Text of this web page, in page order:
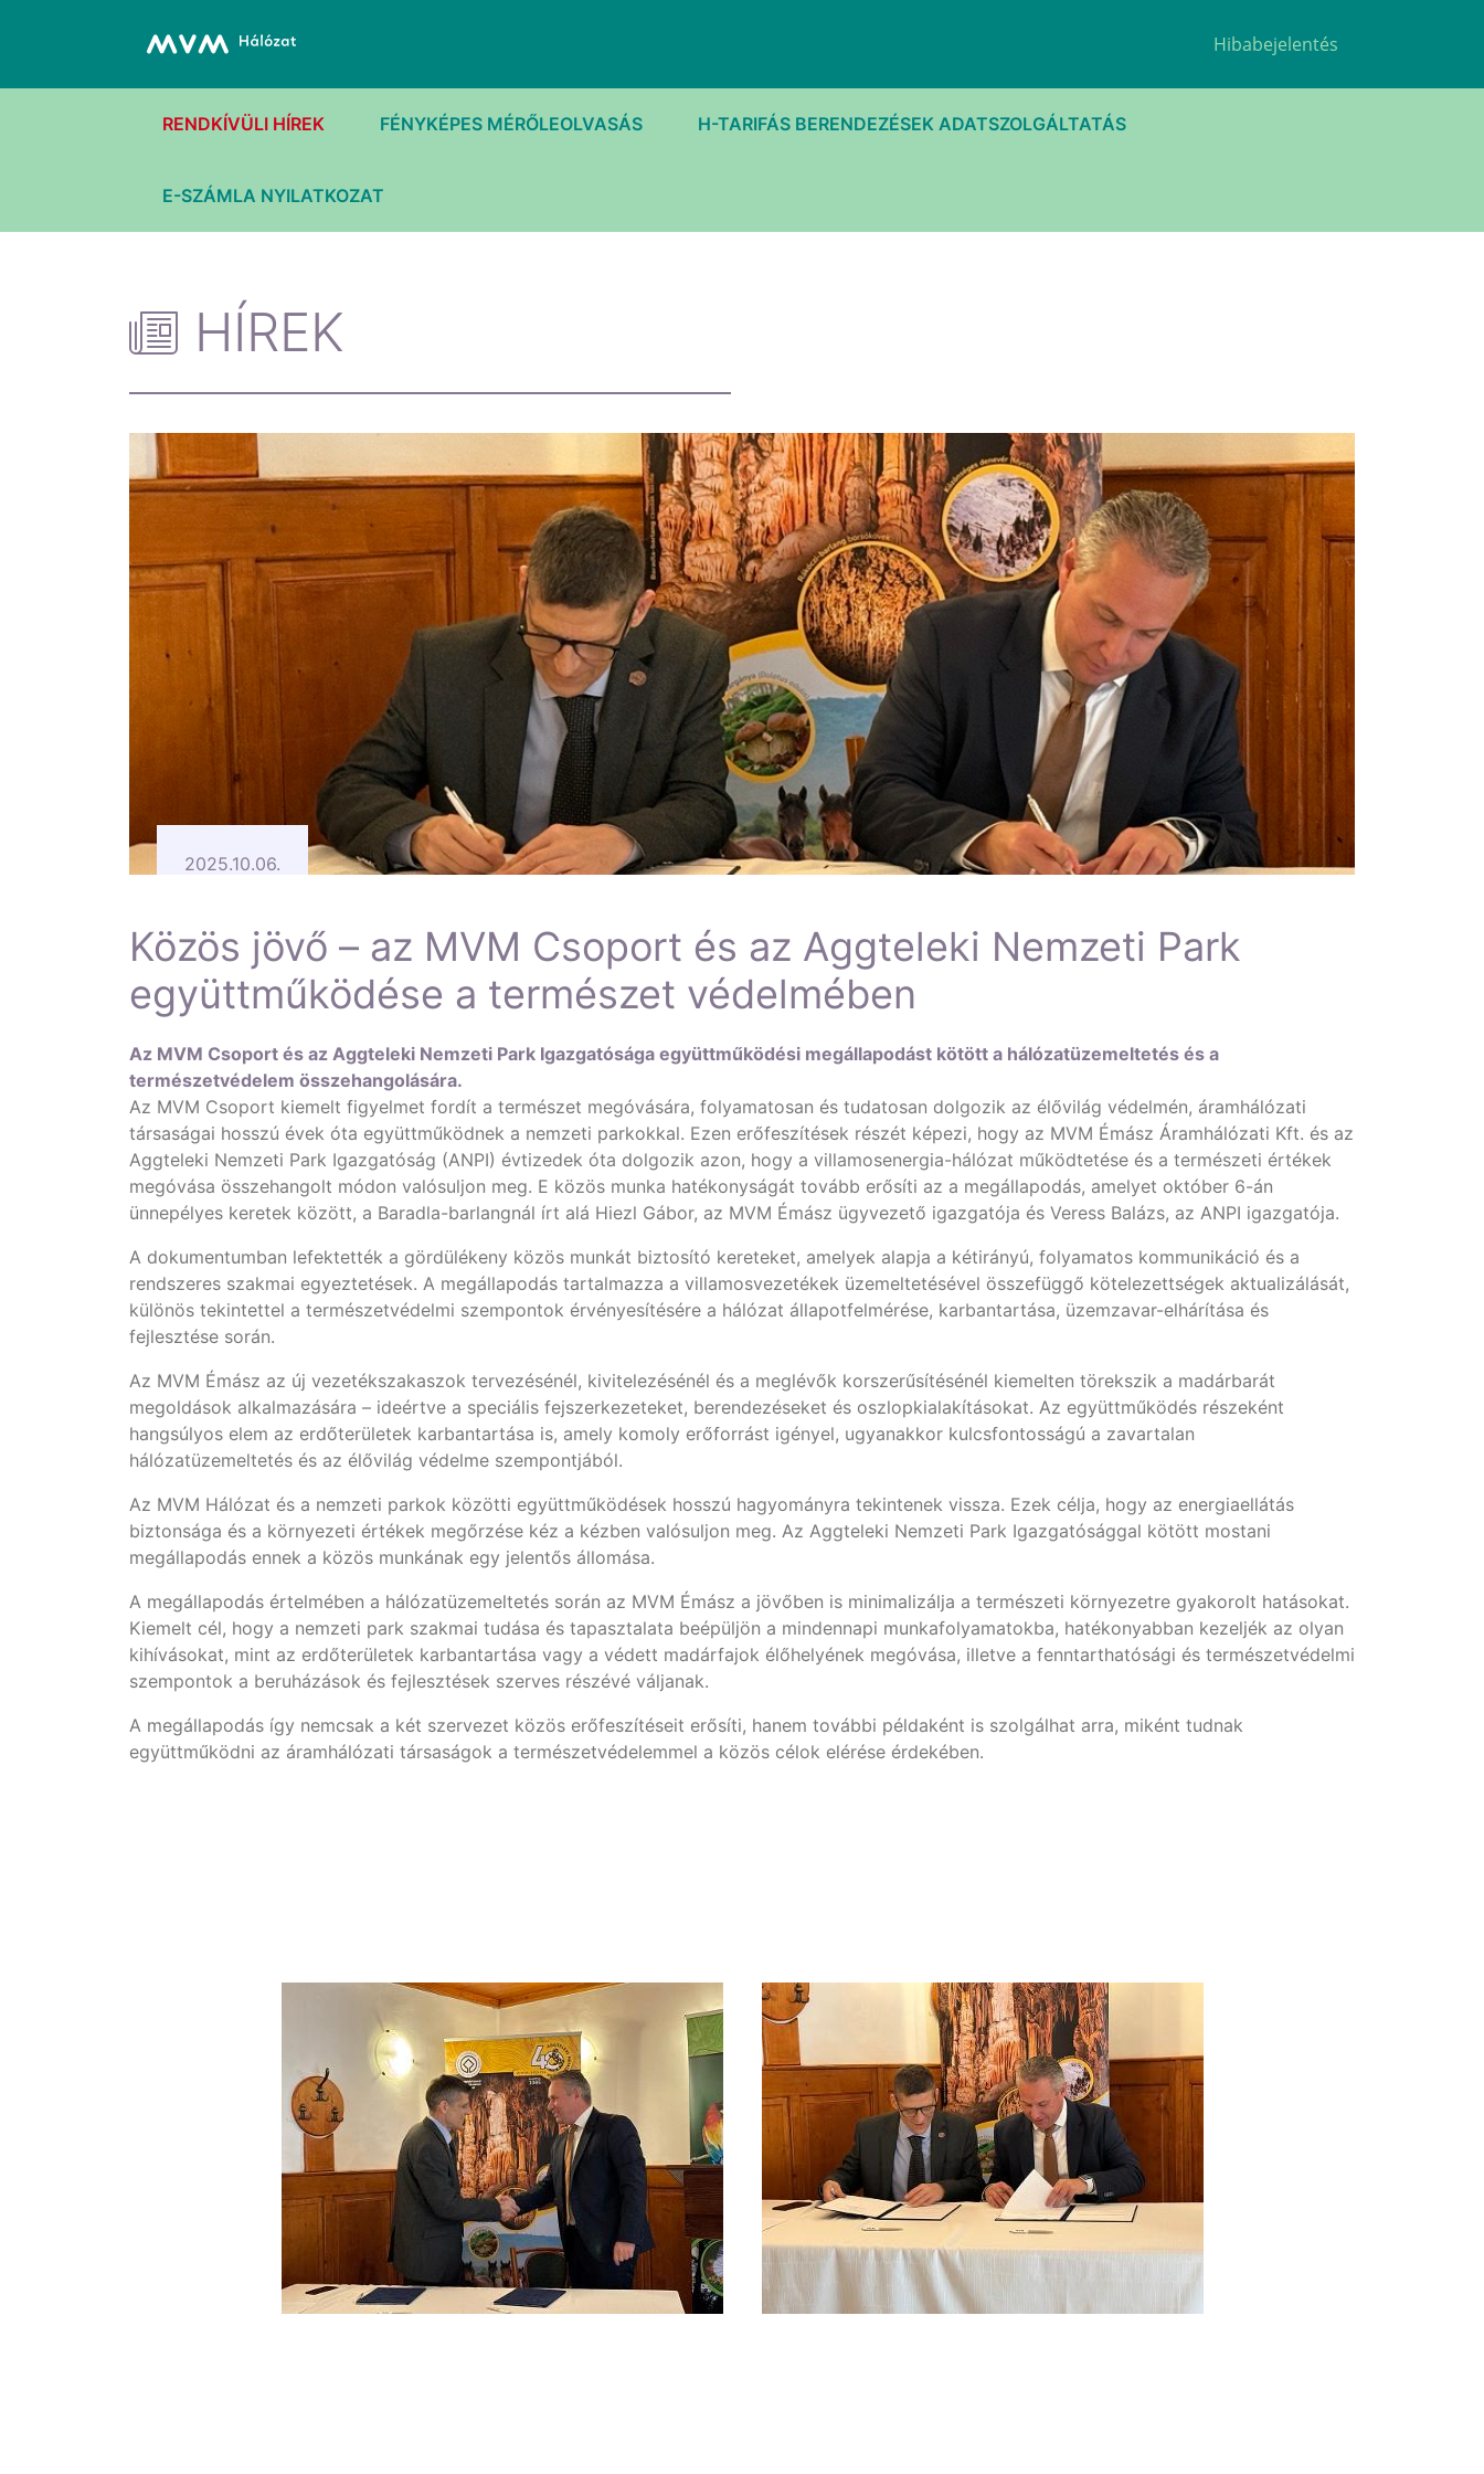
Hibabejelentés
RENDKÍVÜLI HÍREK FÉNYKÉPES MÉRŐLEOLVASÁS H-TARIFÁS BERENDEZÉSEK ADATSZOLGÁLTATÁS
E-SZÁMLA NYILATKOZAT
HÍREK
2025.10.06.
Közös jövő – az MVM Csoport és az Aggteleki Nemzeti Park
együttműködése a természet védelmében
Az MVM Csoport és az Aggteleki Nemzeti Park Igazgatósága együttműködési megállapodást kötött a hálózatüzemeltetés és a
természetvédelem összehangolására.
Az MVM Csoport kiemelt figyelmet fordít a természet megóvására, folyamatosan és tudatosan dolgozik az élővilág védelmén, áramhálózati
társaságai hosszú évek óta együttműködnek a nemzeti parkokkal. Ezen erőfeszítések részét képezi, hogy az MVM Émász Áramhálózati Kft. és az
Aggteleki Nemzeti Park Igazgatóság (ANPI) évtizedek óta dolgozik azon, hogy a villamosenergia-hálózat működtetése és a természeti értékek
megóvása összehangolt módon valósuljon meg. E közös munka hatékonyságát tovább erősíti az a megállapodás, amelyet október 6-án
ünnepélyes keretek között, a Baradla-barlangnál írt alá Hiezl Gábor, az MVM Émász ügyvezető igazgatója és Veress Balázs, az ANPI igazgatója.
A dokumentumban lefektették a gördülékeny közös munkát biztosító kereteket, amelyek alapja a kétirányú, folyamatos kommunikáció és a
rendszeres szakmai egyeztetések. A megállapodás tartalmazza a villamosvezetékek üzemeltetésével összefüggő kötelezettségek aktualizálását,
különös tekintettel a természetvédelmi szempontok érvényesítésére a hálózat állapotfelmérése, karbantartása, üzemzavar-elhárítása és
fejlesztése során.
Az MVM Émász az új vezetékszakaszok tervezésénél, kivitelezésénél és a meglévők korszerűsítésénél kiemelten törekszik a madárbarát
megoldások alkalmazására – ideértve a speciális fejszerkezeteket, berendezéseket és oszlopkialakításokat. Az együttműködés részeként
hangsúlyos elem az erdőterületek karbantartása is, amely komoly erőforrást igényel, ugyanakkor kulcsfontosságú a zavartalan
hálózatüzemeltetés és az élővilág védelme szempontjából.
Az MVM Hálózat és a nemzeti parkok közötti együttműködések hosszú hagyományra tekintenek vissza. Ezek célja, hogy az energiaellátás
biztonsága és a környezeti értékek megőrzése kéz a kézben valósuljon meg. Az Aggteleki Nemzeti Park Igazgatósággal kötött mostani
megállapodás ennek a közös munkának egy jelentős állomása.
A megállapodás értelmében a hálózatüzemeltetés során az MVM Émász a jövőben is minimalizálja a természeti környezetre gyakorolt hatásokat.
Kiemelt cél, hogy a nemzeti park szakmai tudása és tapasztalata beépüljön a mindennapi munkafolyamatokba, hatékonyabban kezeljék az olyan
kihívásokat, mint az erdőterületek karbantartása vagy a védett madárfajok élőhelyének megóvása, illetve a fenntarthatósági és természetvédelmi
szempontok a beruházások és fejlesztések szerves részévé váljanak.
A megállapodás így nemcsak a két szervezet közös erőfeszítéseit erősíti, hanem további példaként is szolgálhat arra, miként tudnak
együttműködni az áramhálózati társaságok a természetvédelemmel a közös célok elérése érdekében.